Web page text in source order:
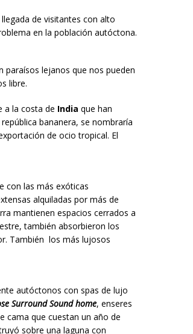
de visitantes con alto
en la población autóctona.
paraísos lejanos que nos pueden
libre.
a la costa de India que han
bananera, se nombraría
de ocio tropical. El
con las más exóticas
alquiladas por más de
mantienen espacios cerrados a
también absorbieron los
También los más lujosos
autóctonos con spas de lujo
Surround Sound home, enseres
cama que cuestan un año de
sobre una laguna con